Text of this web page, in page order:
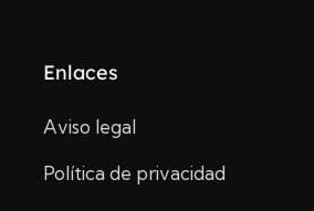
Enlaces
Aviso legal
Política de privacidad